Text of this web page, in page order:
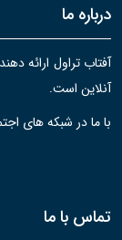
درباره ما
آفتاب تراول ارائه
آنلاین است.
با ما در شبکه های
تماس با ما